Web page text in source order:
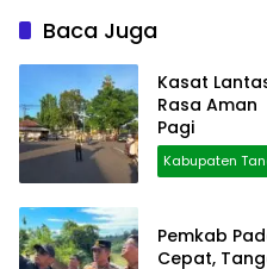
Baca Juga
Kasat
Rasa Aman
Pagi
Kabupaten
Pemkab
Cepat,